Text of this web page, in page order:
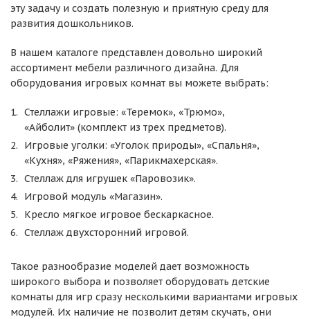
эту задачу и создать полезную и приятную среду для
развития дошкольников.
В нашем каталоге представлен довольно широкий
ассортимент мебели различного дизайна. Для
оборудования игровых комнат вы можете выбрать:
Стеллажи игровые: «Теремок», «Трюмо»,
«Айболит» (комплект из трех предметов).
Игровые уголки: «Уголок природы», «Спальня»,
«Кухня», «Ряжения», «Парикмахерская».
Стеллаж для игрушек «Паровозик».
Игровой модуль «Магазин».
Кресло мягкое игровое бескаркасное.
Стеллаж двухсторонний игровой.
Такое разнообразие моделей дает возможность
широкого выбора и позволяет оборудовать детские
комнаты для игр сразу несколькими вариантами игровых
модулей. Их наличие не позволит детям скучать, они